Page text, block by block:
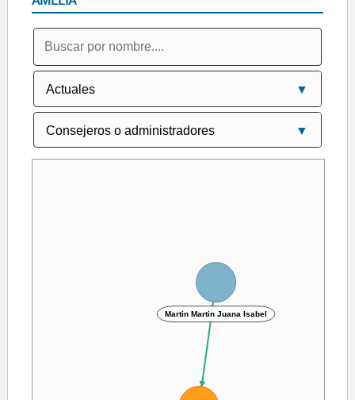
Martin Martin Juana Isabel